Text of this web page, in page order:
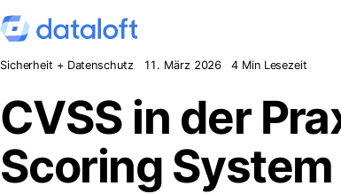
Zum Inhalt springen
Sicherheit + Datenschutz 11. März 2026 4 Min Lesezeit
CVSS in der
Scoring